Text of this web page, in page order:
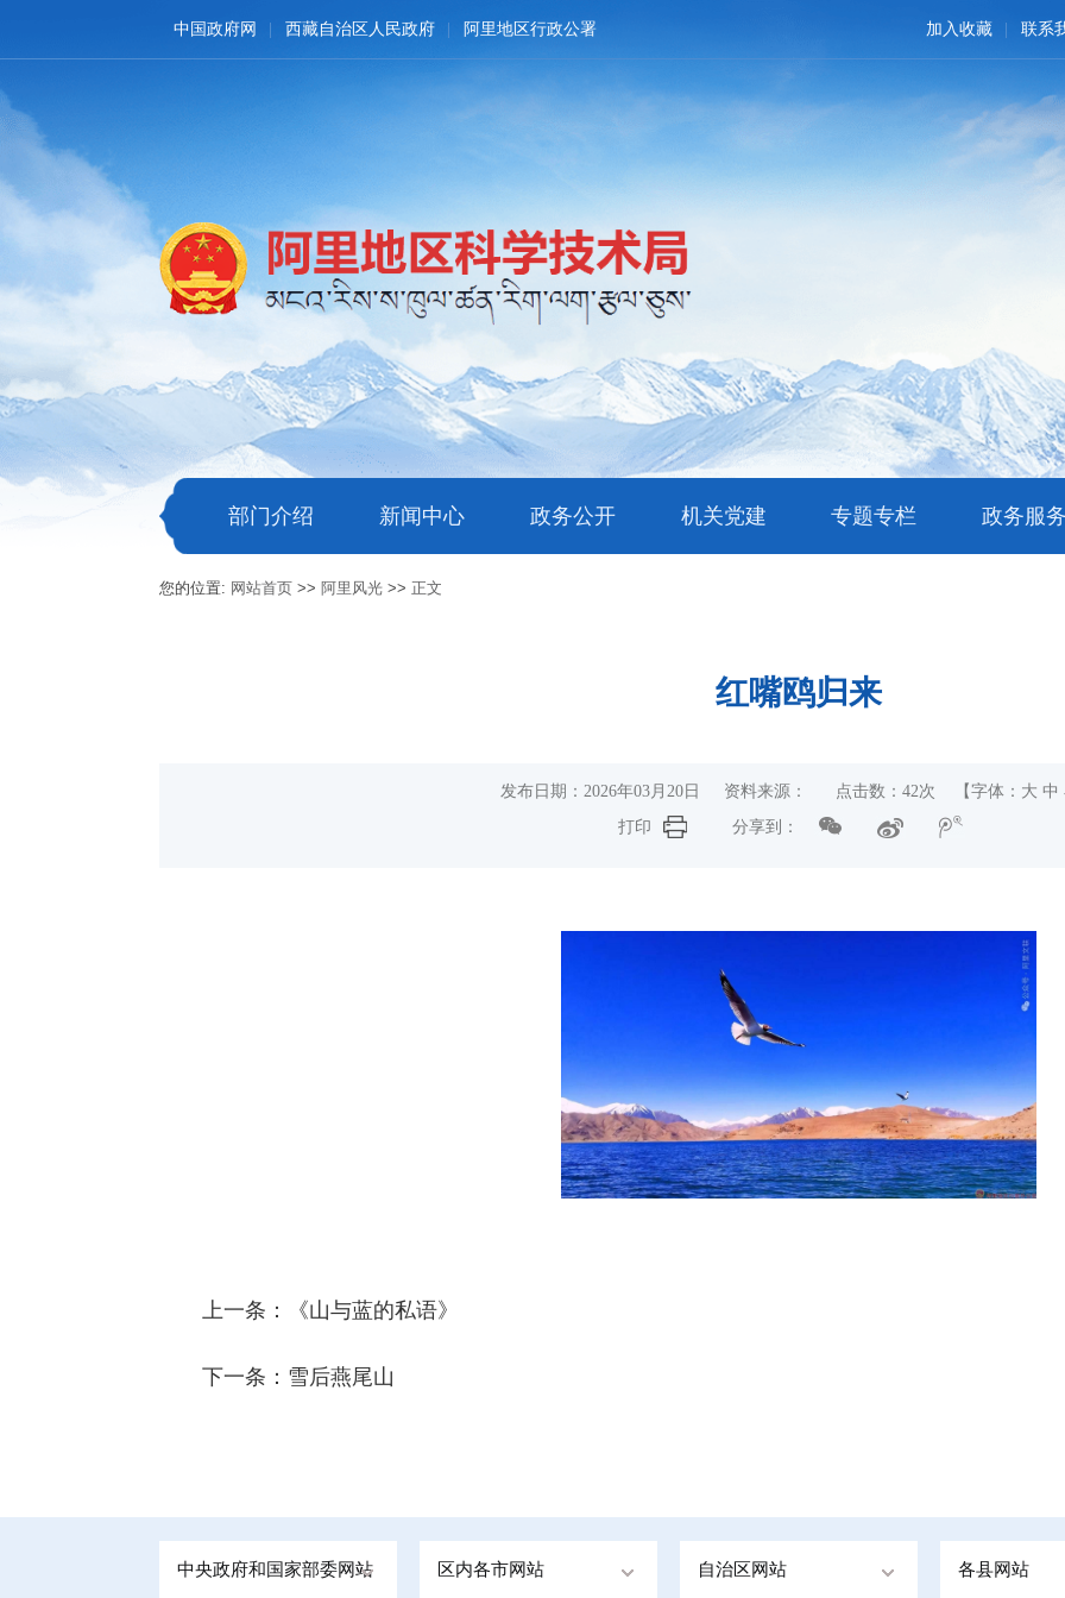
中国政府网 西藏自治区人民政府 阿里地区行政公署 加入收藏 联系
部门介绍 新闻中心 政务公开 机关党建 专题专栏 政务服
您的位置: 网站首页 >> 阿里风光 >>正文
红嘴鸥归来
发布日期：2026年03月20日 资料来源： 点击数： 42次 【字体： 大 中
打印
分享到：
上一条： 《山与蓝的私语》
下一条： 雪后燕尾山
中央政府和国家部委网站 区内各市网站 自治区网站 各县网站